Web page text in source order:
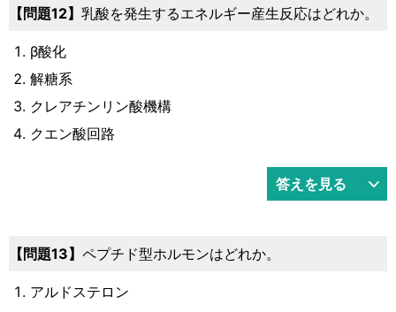
12 乳酸を発生するエネルギー産生反応はどれか。
β酸化
解糖系
クレアチンリン酸機構
クエン酸回路
答えを見る
13 ペプチド型ホルモンはどれか。
アルドステロン